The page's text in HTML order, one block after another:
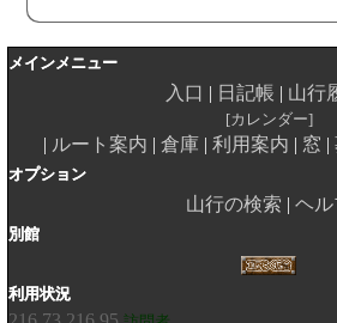
メインメニュー
入口 日記帳 山行
カレンダー
ルート案内 倉庫 利用案内 窓
オプション
山行の検索 ヘル
別館
利用状況